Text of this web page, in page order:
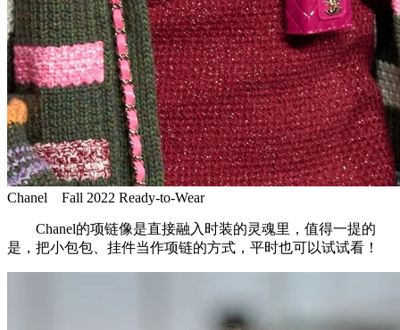
Chanel Fall 2022 Ready-to-Wear
Chanel的项链像是直接融入时装的灵魂里，值得一提的
是，把小包包、挂件当作项链的方式，平时也可以试试看！